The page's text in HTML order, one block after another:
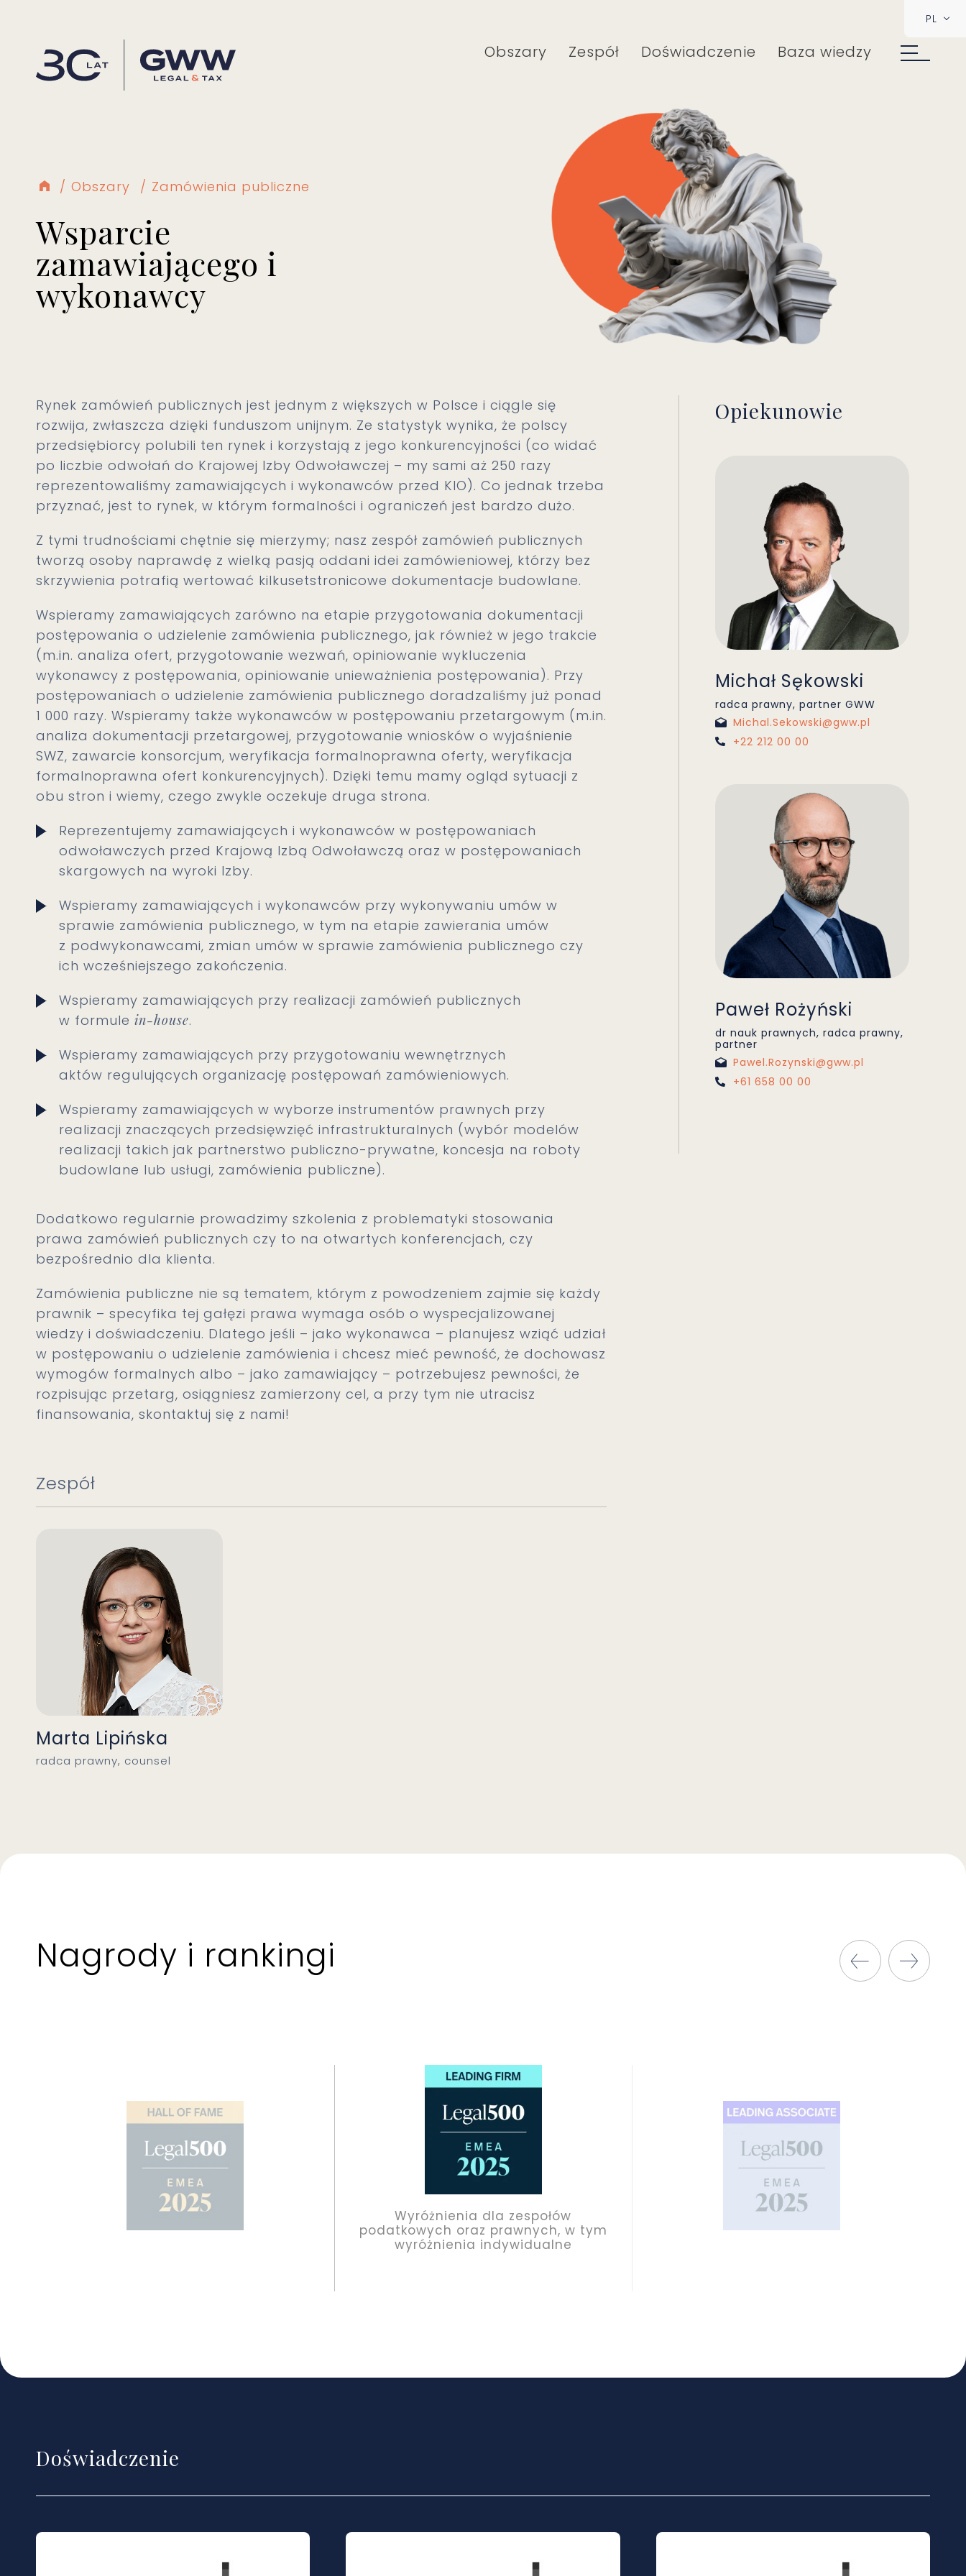
Obszary Zespół Doświadczenie Baza wiedzy
PL
Obszary Zamówienia publiczne
Wsparcie
zamawiającego i
wykonawcy
Rynek zamówień publicznych jest jednym z większych w Polsce i ciągle się
rozwija, zwłaszcza dzięki funduszom unijnym. Ze statystyk wynika, że polscy
przedsiębiorcy polubili ten rynek i korzystają z jego konkurencyjności (co widać
po liczbie odwołań do Krajowej Izby Odwoławczej – my sami aż 250 razy
reprezentowaliśmy zamawiających i wykonawców przed KIO). Co jednak trzeba
przyznać, jest to rynek, w którym formalności i ograniczeń jest bardzo dużo.
Z tymi trudnościami chętnie się mierzymy; nasz zespół zamówień publicznych
tworzą osoby naprawdę z wielką pasją oddani idei zamówieniowej, którzy bez
skrzywienia potrafią wertować kilkusetstronicowe dokumentacje budowlane.
Wspieramy zamawiających zarówno na etapie przygotowania dokumentacji
postępowania o udzielenie zamówienia publicznego, jak również w jego trakcie
(m.in. analiza ofert, przygotowanie wezwań, opiniowanie wykluczenia
wykonawcy z postępowania, opiniowanie unieważnienia postępowania). Przy
postępowaniach o udzielenie zamówienia publicznego doradzaliśmy już ponad
1 000 razy. Wspieramy także wykonawców w postępowaniu przetargowym (m.in.
analiza dokumentacji przetargowej, przygotowanie wniosków o wyjaśnienie
SWZ, zawarcie konsorcjum, weryfikacja formalnoprawna oferty, weryfikacja
formalnoprawna ofert konkurencyjnych). Dzięki temu mamy ogląd sytuacji z
obu stron i wiemy, czego zwykle oczekuje druga strona.
Reprezentujemy zamawiających i wykonawców w postępowaniach
odwoławczych przed Krajową Izbą Odwoławczą oraz w postępowaniach
skargowych na wyroki Izby.
Wspieramy zamawiających i wykonawców przy wykonywaniu umów w
sprawie zamówienia publicznego, w tym na etapie zawierania umów
z podwykonawcami, zmian umów w sprawie zamówienia publicznego czy
ich wcześniejszego zakończenia.
Wspieramy zamawiających przy realizacji zamówień publicznych
w formule in-house.
Wspieramy zamawiających przy przygotowaniu wewnętrznych
aktów regulujących organizację postępowań zamówieniowych.
Wspieramy zamawiających w wyborze instrumentów prawnych przy
realizacji znaczących przedsięwzięć infrastrukturalnych (wybór modelów
realizacji takich jak partnerstwo publiczno-prywatne, koncesja na roboty
budowlane lub usługi, zamówienia publiczne).
Dodatkowo regularnie prowadzimy szkolenia z problematyki stosowania
prawa zamówień publicznych czy to na otwartych konferencjach, czy
bezpośrednio dla klienta.
Zamówienia publiczne nie są tematem, którym z powodzeniem zajmie się każdy
prawnik – specyfika tej gałęzi prawa wymaga osób o wyspecjalizowanej
wiedzy i doświadczeniu. Dlatego jeśli – jako wykonawca – planujesz wziąć udział
w postępowaniu o udzielenie zamówienia i chcesz mieć pewność, że dochowasz
wymogów formalnych albo – jako zamawiający – potrzebujesz pewności, że
rozpisując przetarg, osiągniesz zamierzony cel, a przy tym nie utracisz
finansowania, skontaktuj się z nami!
Zespół
Marta Lipińska
radca prawny, counsel
Opiekunowie
Michał Sękowski
radca prawny, partner GWW
Michal.Sekowski@gww.pl
+22 212 00 00
Paweł Rożyński
dr nauk prawnych, radca prawny,
partner
Pawel.Rozynski@gww.pl
+61 658 00 00
Nagrody i rankingi
Wyróżnienia dla zespołów
podatkowych oraz prawnych, w tym
Wyróżnienia dla zespołów
podatkowych oraz prawnych, w tym
wyróżnienia indywidualne
Doświadczenie